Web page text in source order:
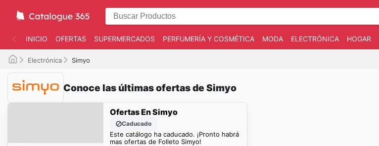
INICIO OFERTAS SUPERMERCADOS PERFUMERÍA Y COSMÉTICA MODA ELECTRÓNICA HOGAR
Electrónica Simyo
Conoce las últimas ofertas de Simyo
Ofertas En Simyo
Caducado
Este catálogo ha caducado. ¡Pronto habrá
mas ofertas de Folleto Simyo!